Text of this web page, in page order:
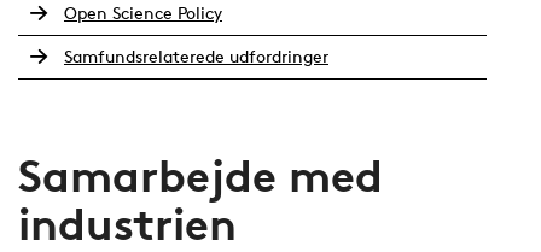
Open Science Policy
Samfundsrelaterede udfordringer
Samarbejde med
industrien